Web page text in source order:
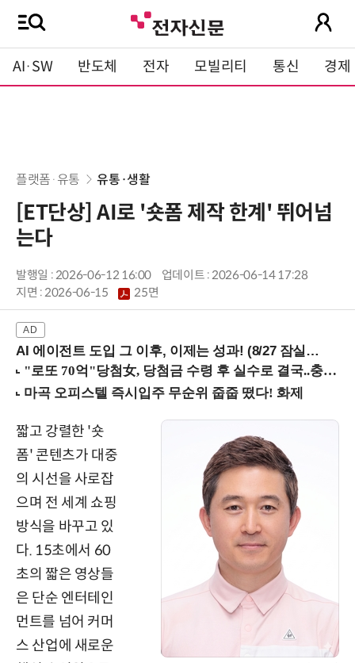
AI·SW 반도체 전자 모빌리티 통신 경제
플랫폼·유통 유통·생활
[ET단상] AI로 '숏폼 제작 한계' 뛰어넘
는다
발행일 : 2026-06-12 16:00
업데이트 : 2026-06-14 17:28
지면 :2026-06-15 25면
AI 에이전트 도입 그 이후, 이제는 성과! (8/27 잠실역)
짧고 강렬한 '숏
폼' 콘텐츠가 대중
의 시선을 사로잡
으며 전 세계 쇼핑
방식을 바꾸고 있
다. 15초에서 60
초의 짧은 영상들
은 단순 엔터테인
먼트를 넘어 커머
스 산업에 새로운